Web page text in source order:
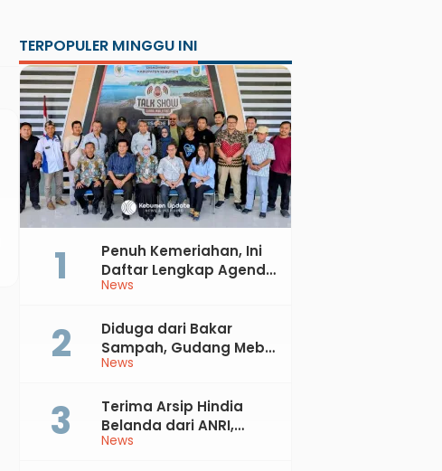
TERPOPULER MINGGU INI
News
Penuh Kemeriahan, Ini
Daftar Lengkap Agenda
Peringatan HUT ke-81 RI
Kabupaten Kebumen
News
Diduga dari Bakar
Sampah, Gudang Mebel
di Petanahan Hangus
News
Terima Arsip Hindia
Belanda dari ANRI,
Pemkab Kebumen